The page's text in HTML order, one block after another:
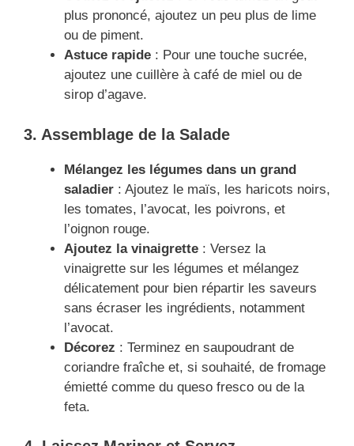
plus prononcé, ajoutez un peu plus de lime
ou de piment.
Astuce rapide : Pour une touche sucrée,
ajoutez une cuillère à café de miel ou de
sirop d’agave.
3. Assemblage de la Salade
Mélangez les légumes dans un grand
saladier : Ajoutez le maïs, les haricots noirs,
les tomates, l’avocat, les poivrons, et
l’oignon rouge.
Ajoutez la vinaigrette : Versez la
vinaigrette sur les légumes et mélangez
délicatement pour bien répartir les saveurs
sans écraser les ingrédients, notamment
l’avocat.
Décorez : Terminez en saupoudrant de
coriandre fraîche et, si souhaité, de fromage
émietté comme du queso fresco ou de la
feta.